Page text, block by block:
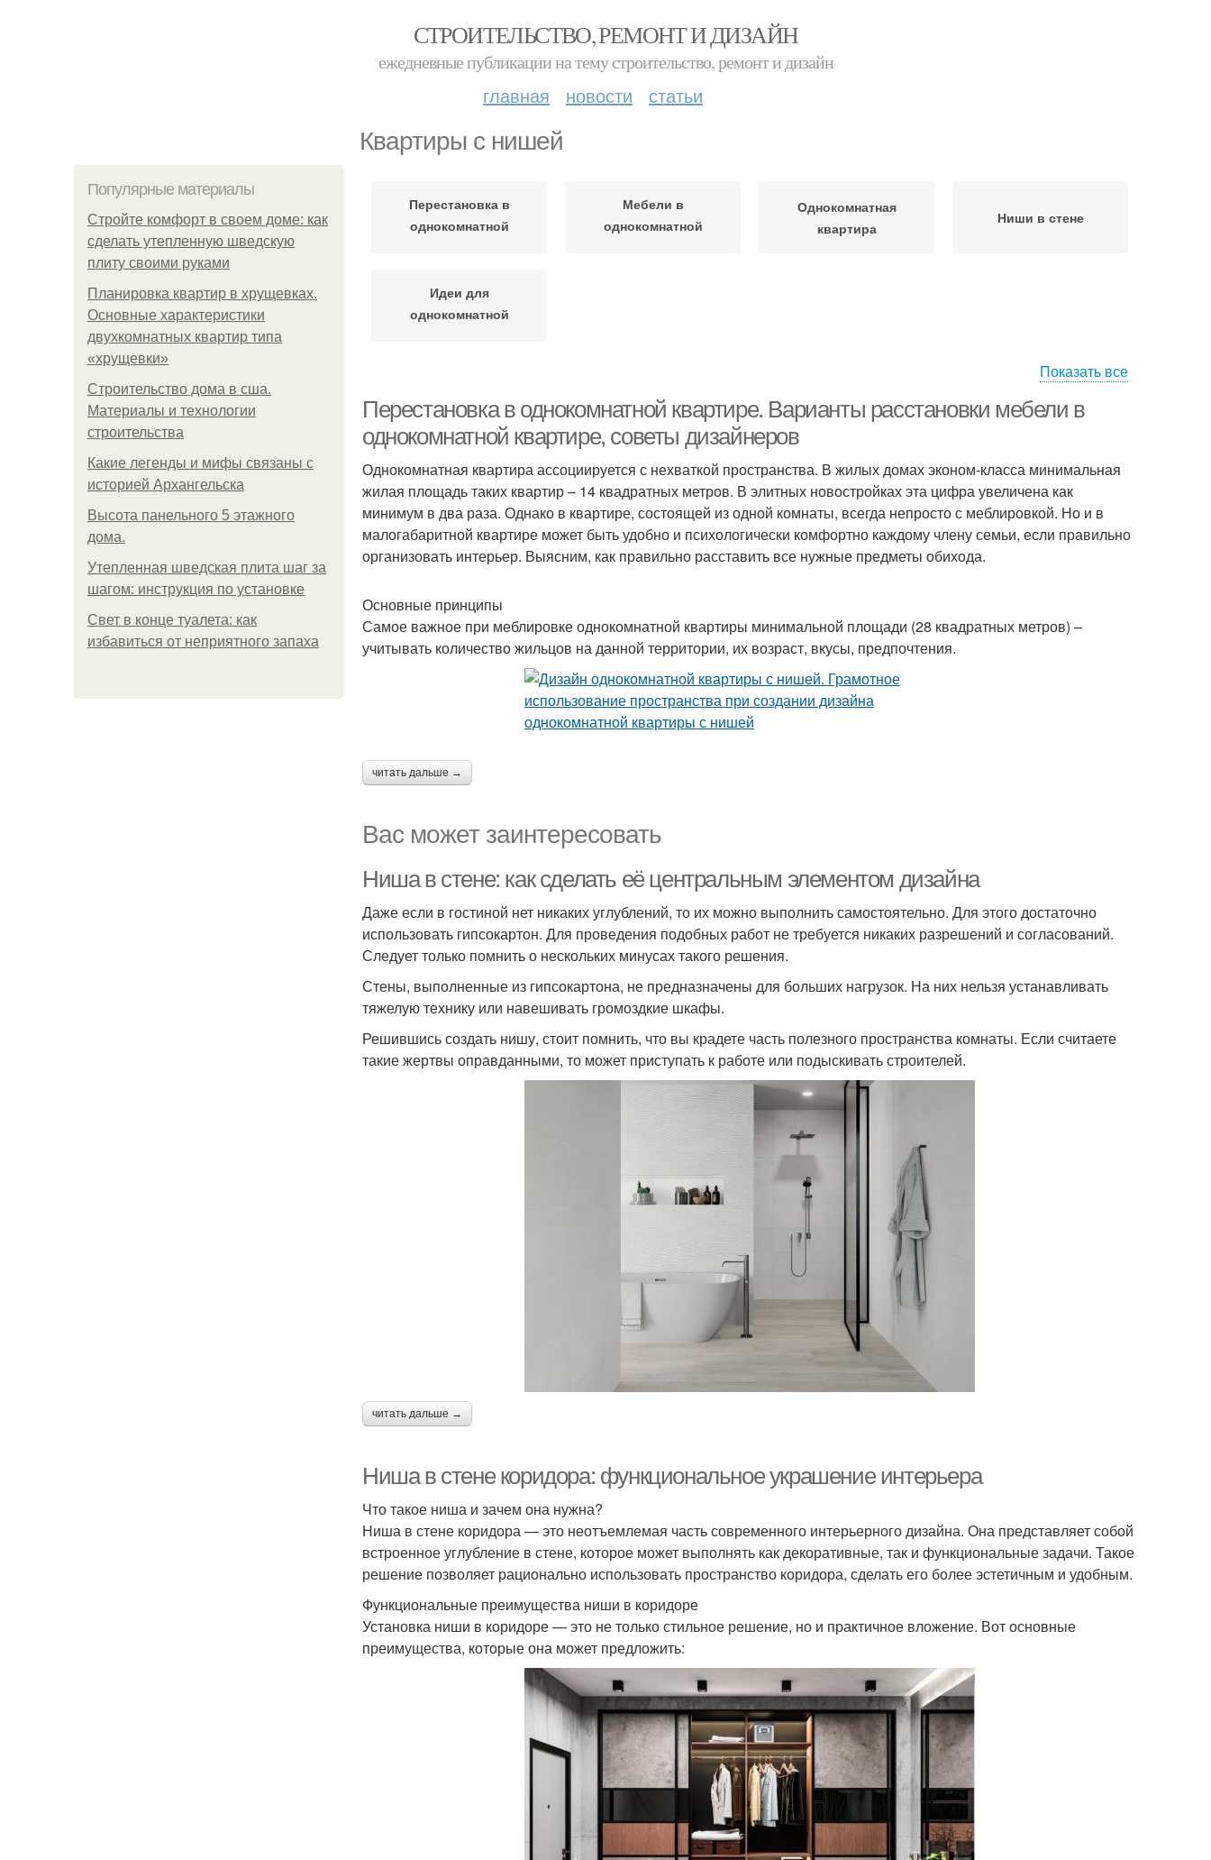
СТРОИТЕЛЬСТВО, РЕМОНТ И ДИЗАЙН
ежедневные публикации на тему строительство, ремонт и дизайн
главная новости статьи
Квартиры с нишей
Популярные материалы
Стройте комфорт в своем доме: как
сделать утепленную шведскую
плиту своими руками
Планировка квартир в хрущевках.
Основные характеристики
двухкомнатных квартир типа
«хрущевки»
Строительство дома в сша.
Материалы и технологии
строительства
Какие легенды и мифы связаны с
историей Архангельска
Высота панельного 5 этажного
дома.
Утепленная шведская плита шаг за
шагом: инструкция по установке
Свет в конце туалета: как
избавиться от неприятного запаха
Перестановка в
однокомнатной
Мебели в
однокомнатной
Однокомнатная
квартира
Ниши в стене
Идеи для
однокомнатной
Показать все
Перестановка в однокомнатной квартире. Варианты расстановки мебели в
однокомнатной квартире, советы дизайнеров
Однокомнатная квартира ассоциируется с нехваткой пространства. В жилых домах эконом-класса минимальная
жилая площадь таких квартир – 14 квадратных метров. В элитных новостройках эта цифра увеличена как
минимум в два раза. Однако в квартире, состоящей из одной комнаты, всегда непросто с меблировкой. Но и в
малогабаритной квартире может быть удобно и психологически комфортно каждому члену семьи, если правильно
организовать интерьер. Выясним, как правильно расставить все нужные предметы обихода.
Основные принципы
Самое важное при меблировке однокомнатной квартиры минимальной площади (28 квадратных метров) –
учитывать количество жильцов на данной территории, их возраст, вкусы, предпочтения.
читать дальше →
Вас может заинтересовать
Ниша в стене: как сделать её центральным элементом дизайна
Даже если в гостиной нет никаких углублений, то их можно выполнить самостоятельно. Для этого достаточно
использовать гипсокартон. Для проведения подобных работ не требуется никаких разрешений и согласований.
Следует только помнить о нескольких минусах такого решения.
Стены, выполненные из гипсокартона, не предназначены для больших нагрузок. На них нельзя устанавливать
тяжелую технику или навешивать громоздкие шкафы.
Решившись создать нишу, стоит помнить, что вы крадете часть полезного пространства комнаты. Если считаете
такие жертвы оправданными, то может приступать к работе или подыскивать строителей.
читать дальше →
Ниша в стене коридора: функциональное украшение интерьера
Что такое ниша и зачем она нужна?
Ниша в стене коридора — это неотъемлемая часть современного интерьерного дизайна. Она представляет собой
встроенное углубление в стене, которое может выполнять как декоративные, так и функциональные задачи. Такое
решение позволяет рационально использовать пространство коридора, сделать его более эстетичным и удобным.
Функциональные преимущества ниши в коридоре
Установка ниши в коридоре — это не только стильное решение, но и практичное вложение. Вот основные
преимущества, которые она может предложить: